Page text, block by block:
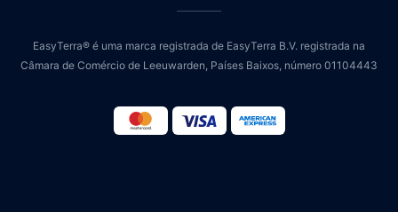
EasyTerra® é uma marca registrada de EasyTerra B.V. registrada na
Câmara de Comércio de Leeuwarden, Países Baixos, número 01104443